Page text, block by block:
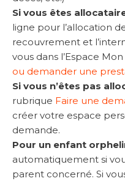
Si vous êtes
ligne pour l’allocation
recouvrement et
vous dans l’Espace
ou demander une
Si vous n’êtes pas
rubrique Faire une
créer votre espace
demande.
Pour un enfant
automatiquement si
parent concerné. Si